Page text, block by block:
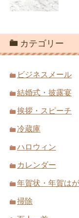
カテゴリー
ビジネスメール
結婚式・披露宴
挨拶・スピーチ
冷蔵庫
ハロウィン
カレンダー
年賀状・年賀は
掃除